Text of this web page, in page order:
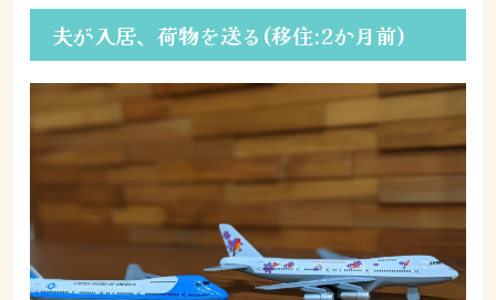
夫が入居、荷物を送る(移住:2か月前)